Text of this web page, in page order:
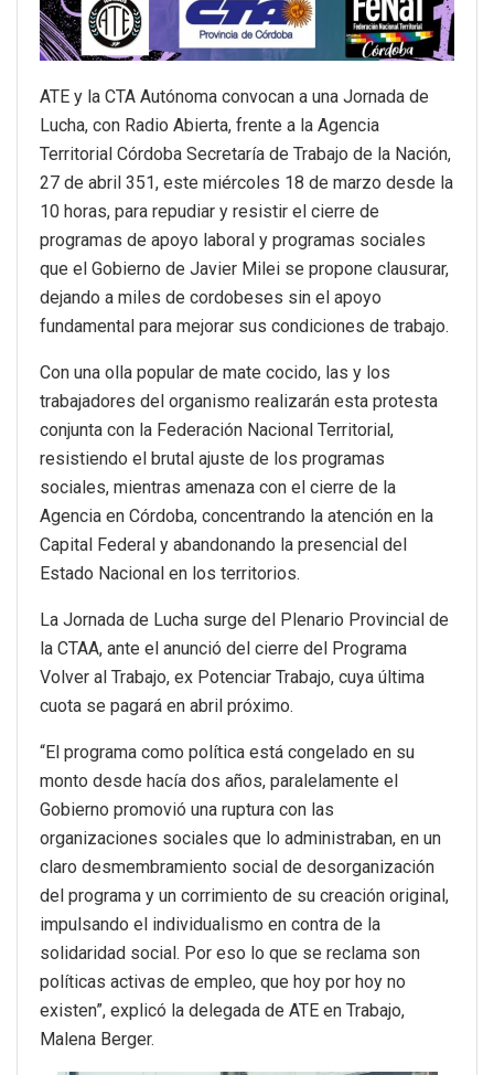
ATE y la CTA Autónoma convocan a una Jornada de
Lucha, con Radio Abierta, frente a la Agencia
Territorial Córdoba Secretaría de Trabajo de la Nación,
27 de abril 351, este miércoles 18 de marzo desde la
10 horas, para repudiar y resistir el cierre de
programas de apoyo laboral y programas sociales
que el Gobierno de Javier Milei se propone clausurar,
dejando a miles de cordobeses sin el apoyo
fundamental para mejorar sus condiciones de trabajo.
Con una olla popular de mate cocido, las y los
trabajadores del organismo realizarán esta protesta
conjunta con la Federación Nacional Territorial,
resistiendo el brutal ajuste de los programas
sociales, mientras amenaza con el cierre de la
Agencia en Córdoba, concentrando la atención en la
Capital Federal y abandonando la presencial del
Estado Nacional en los territorios.
La Jornada de Lucha surge del Plenario Provincial de
la CTAA, ante el anunció del cierre del Programa
Volver al Trabajo, ex Potenciar Trabajo, cuya última
cuota se pagará en abril próximo.
“El programa como política está congelado en su
monto desde hacía dos años, paralelamente el
Gobierno promovió una ruptura con las
organizaciones sociales que lo administraban, en un
claro desmembramiento social de desorganización
del programa y un corrimiento de su creación original,
impulsando el individualismo en contra de la
solidaridad social. Por eso lo que se reclama son
políticas activas de empleo, que hoy por hoy no
existen”, explicó la delegada de ATE en Trabajo,
Malena Berger.